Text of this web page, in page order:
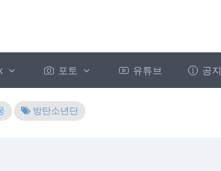
포토 유튜브 공지
방탄소년단